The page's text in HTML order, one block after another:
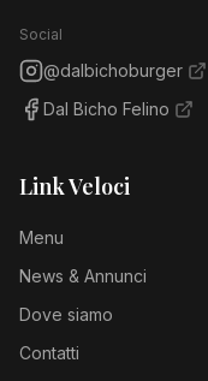
Social
@dalbichoburger
Dal Bicho Felino
Link Veloci
Menu
News & Annunci
Dove siamo
Contatti